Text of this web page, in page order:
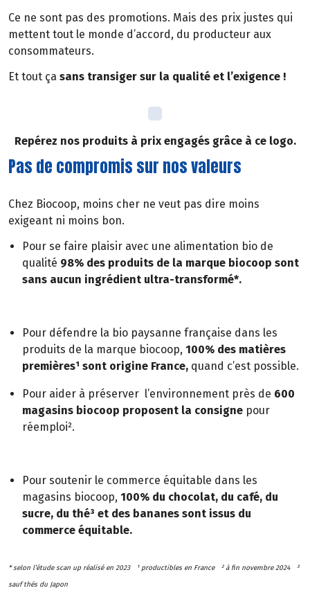
Ce ne sont pas des promotions. Mais des prix justes qui
mettent tout le monde d’accord, du producteur aux
consommateurs.
Et tout ça sans transiger sur la qualité et l’exigence !
Repérez nos produits à prix engagés grâce à ce logo.
Pas de compromis sur nos valeurs
Chez Biocoop, moins cher ne veut pas dire moins
exigeant ni moins bon.
Pour se faire plaisir avec une alimentation bio de
qualité 98% des produits de la marque biocoop sont
sans aucun ingrédient ultra-transformé*.
Pour défendre la bio paysanne française dans les
produits de la marque biocoop, 100% des matières
premières¹ sont origine France, quand c’est possible.
Pour aider à préserver l’environnement près de 600
magasins biocoop proposent la consigne pour
réemploi².
Pour soutenir le commerce équitable dans les
magasins biocoop, 100% du chocolat, du café, du
sucre, du thé³ et des bananes sont issus du
commerce équitable.
* selon l’étude scan up réalisé en 2023 ¹ productibles en France ² à fin novembre 2024 ³
sauf thés du Japon